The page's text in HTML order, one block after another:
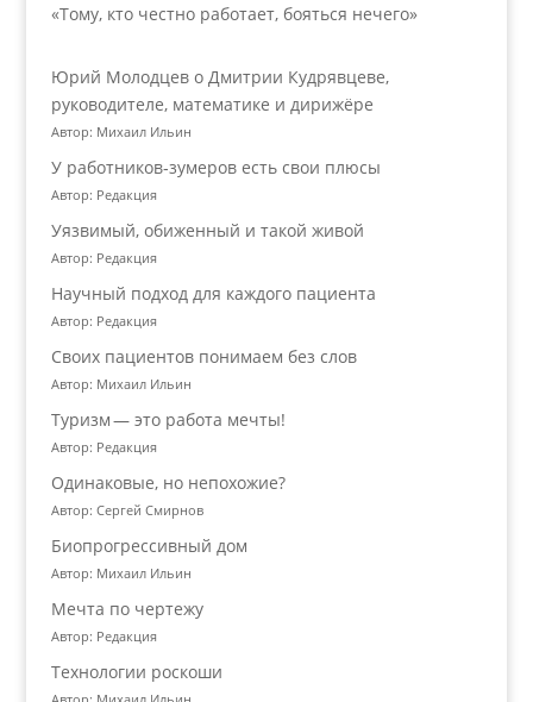
«Тому, кто честно работает, бояться нечего»
Юрий Молодцев о Дмитрии Кудрявцеве,
руководителе, математике и дирижёре
Автор: Михаил Ильин
У работников‑зумеров есть свои плюсы
Автор: Редакция
Уязвимый, обиженный и такой живой
Автор: Редакция
Научный подход для каждого пациента
Автор: Редакция
Своих пациентов понимаем без слов
Автор: Михаил Ильин
Туризм — это работа мечты!
Автор: Редакция
Одинаковые, но непохожие?
Автор: Сергей Смирнов
Биопрогрессивный дом
Автор: Михаил Ильин
Мечта по чертежу
Автор: Редакция
Технологии роскоши